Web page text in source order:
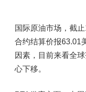
国际原油市场，截
合约结算价报63.01
因素，目前来看全
心下移。